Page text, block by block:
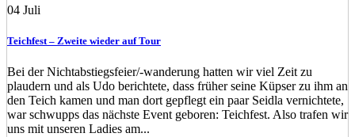
04 Juli
Teichfest – Zweite wieder auf Tour
Bei der Nichtabstiegsfeier/-wanderung hatten wir viel Zeit zu
plaudern und als Udo berichtete, dass früher seine Küpser zu ihm an
den Teich kamen und man dort gepflegt ein paar Seidla vernichtete,
war schwupps das nächste Event geboren: Teichfest. Also trafen wir
uns mit unseren Ladies am...